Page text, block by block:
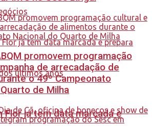
Flor já tem data marcada e
promovem programação
de arrecadação de
o 49º Campeonato
de Milha